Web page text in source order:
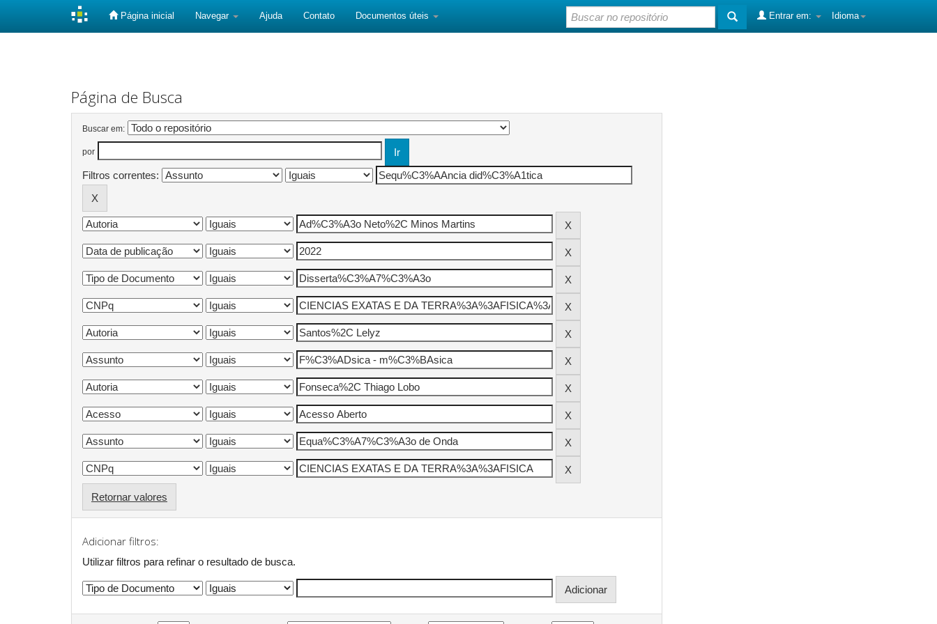
Página inicial Navegar Ajuda Contato Documentos úteis Idioma
Entrar em:
Página de Busca
Buscar em:
por
Filtros correntes:
Retornar valores
Adicionar filtros:
Utilizar filtros para refinar o resultado de busca.